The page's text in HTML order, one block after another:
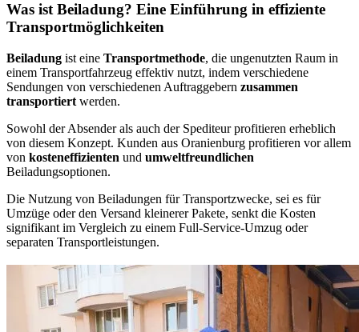
Was ist Beiladung? Eine Einführung in effiziente
Transportmöglichkeiten
Beiladung ist eine Transportmethode, die ungenutzten Raum in
einem Transportfahrzeug effektiv nutzt, indem verschiedene
Sendungen von verschiedenen Auftraggebern zusammen
transportiert werden.
Sowohl der Absender als auch der Spediteur profitieren erheblich
von diesem Konzept. Kunden aus Oranienburg profitieren vor allem
von kosteneffizienten und umweltfreundlichen
Beiladungsoptionen.
Die Nutzung von Beiladungen für Transportzwecke, sei es für
Umzüge oder den Versand kleinerer Pakete, senkt die Kosten
signifikant im Vergleich zu einem Full-Service-Umzug oder
separaten Transportleistungen.